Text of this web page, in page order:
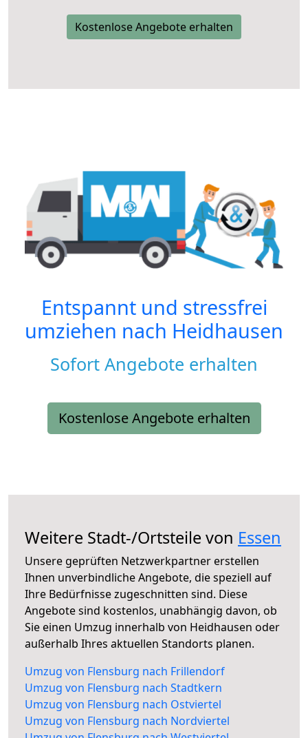
Kostenlose Angebote erhalten
Entspannt und stressfrei
umziehen nach Heidhausen
Sofort Angebote erhalten
Kostenlose Angebote erhalten
Weitere Stadt-/Ortsteile von Essen
Unsere geprüften Netzwerkpartner erstellen
Ihnen unverbindliche Angebote, die speziell auf
Ihre Bedürfnisse zugeschnitten sind. Diese
Angebote sind kostenlos, unabhängig davon, ob
Sie einen Umzug innerhalb von Heidhausen oder
außerhalb Ihres aktuellen Standorts planen.
Umzug von Flensburg nach Frillendorf
Umzug von Flensburg nach Stadtkern
Umzug von Flensburg nach Ostviertel
Umzug von Flensburg nach Nordviertel